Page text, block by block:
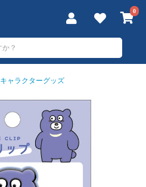
0
キャラクターグッズ